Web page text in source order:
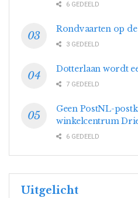
6 GEDEELD
Rondvaarten op
3 GEDEELD
Dotterlaan wordt
7 GEDEELD
Geen PostNL-
winkelcentrum
6 GEDEELD
Uitgelicht